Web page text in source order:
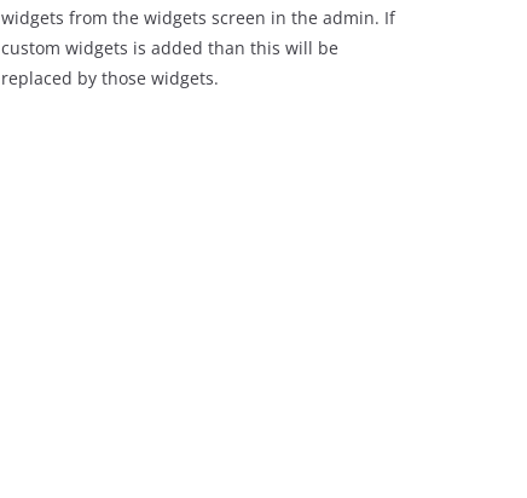
widgets from the widgets screen in the admin. If
custom widgets is added than this will be
replaced by those widgets.